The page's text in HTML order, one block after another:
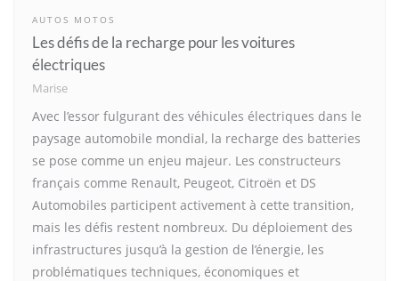
AUTOS MOTOS
Les défis de la recharge pour les voitures
électriques
Marise
Avec l’essor fulgurant des véhicules électriques dans le
paysage automobile mondial, la recharge des batteries
se pose comme un enjeu majeur. Les constructeurs
français comme Renault, Peugeot, Citroën et DS
Automobiles participent activement à cette transition,
mais les défis restent nombreux. Du déploiement des
infrastructures jusqu’à la gestion de l’énergie, les
problématiques techniques, économiques et